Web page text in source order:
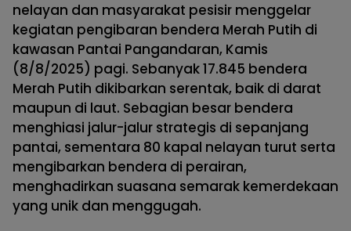
nelayan dan masyarakat pesisir menggelar
kegiatan pengibaran bendera Merah Putih di
kawasan Pantai Pangandaran, Kamis
(8/8/2025) pagi. Sebanyak 17.845 bendera
Merah Putih dikibarkan serentak, baik di darat
maupun di laut. Sebagian besar bendera
menghiasi jalur-jalur strategis di sepanjang
pantai, sementara 80 kapal nelayan turut serta
mengibarkan bendera di perairan,
menghadirkan suasana semarak kemerdekaan
yang unik dan menggugah.